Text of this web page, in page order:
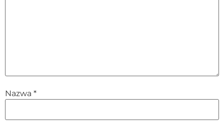
Nazwa *